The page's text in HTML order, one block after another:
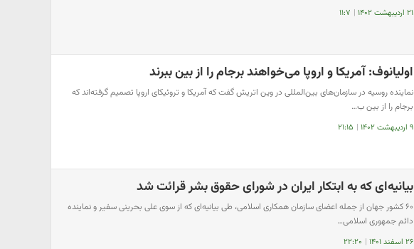
۲۱ اردیبهشت ۱۴۰۲ | ۱۱:۷
اولیانوف: آمریکا و اروپا می‌خواهند برجام را از بین ببرند
نماینده روسیه در سازمان‌های بین‌المللی در وین اتریش گفت که آمریکا و تروئیکای اروپا تصمیم گرفته‌اند که
برجام را از بین ب…
۹ اردیبهشت ۱۴۰۲ | ۲۱:۱۵
بیانیه‌ای که به ابتکار ایران در شورای حقوق بشر قرائت شد
۶۰ کشور جهان از جمله اعضای سازمان همکاری اسلامی، طی بیانیه‌ای که از سوی علی بحرینی سفیر و نماینده
دائم جمهوری اسلامی…
۲۶ اسفند ۱۴۰۱ | ۲۲:۲۰